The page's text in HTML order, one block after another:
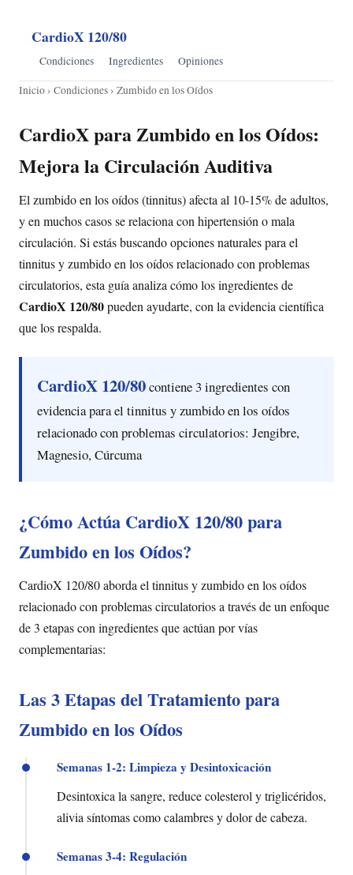
CardioX 120/80
Condiciones Ingredientes Opiniones
Inicio› Condiciones› Zumbido en los Oídos
CardioX para Zumbido en los Oídos:
Mejora la Circulación Auditiva
El zumbido en los oídos (tinnitus) afecta al 10-15% de adultos,
y en muchos casos se relaciona con hipertensión o mala
circulación. Si estás buscando opciones naturales para el
tinnitus y zumbido en los oídos relacionado con problemas
circulatorios, esta guía analiza cómo los ingredientes de
CardioX 120/80pueden ayudarte, con la evidencia científica
que los respalda.
CardioX 120/80contiene 3 ingredientes con
evidencia para el tinnitus y zumbido en los oídos
relacionado con problemas circulatorios: Jengibre,
Magnesio, Cúrcuma
¿Cómo Actúa CardioX 120/80 para
Zumbido en los Oídos?
CardioX 120/80 aborda el tinnitus y zumbido en los oídos
relacionado con problemas circulatorios a través de un enfoque
de 3 etapas con ingredientes que actúan por vías
complementarias:
Las 3 Etapas del Tratamiento para
Zumbido en los Oídos
Semanas 1-2: Limpieza y Desintoxicación
Desintoxica la sangre, reduce colesterol y triglicéridos,
alivia síntomas como calambres y dolor de cabeza.
Semanas 3-4: Regulación